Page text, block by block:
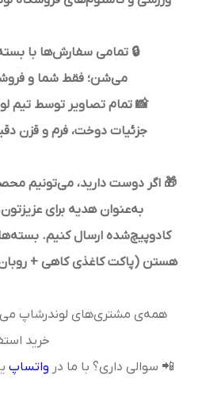
🔒 تمامی سفارش‌ها با
می‌شن؛ فقط شما و
📸 تمام تصاویر توسط تیم
جزئیات دوخت، فرم و قزن
🎁 اگر دوست دارید، می‌تونیم
به‌عنوان هدیه برای
کادوپیچ‌شده ارسال کنیم.
هستن (پاکت کاغذی کاهی +
همه‌ی مشتری‌های لوندرشاپ
خرید
📲 سوالی داری؟ با ما در واتساپ